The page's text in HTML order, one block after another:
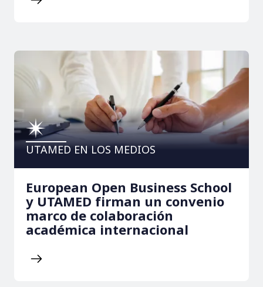
UTAMED EN LOS MEDIOS
European Open Business School
y UTAMED firman un convenio
marco de colaboración
académica internacional